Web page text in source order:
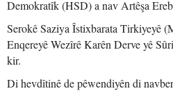
Demokratîk (HSD) a nav Artêşa
Serokê Saziya Îstixbarata Tirkiyeyê
Enqereyê Wezîrê Karên Derve yê
kir.
Di hevdîtinê de pêwendiyên di